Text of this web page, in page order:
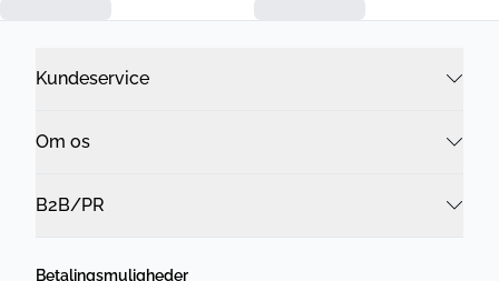
Kundeservice
Om os
B2B/PR
Betalingsmuligheder